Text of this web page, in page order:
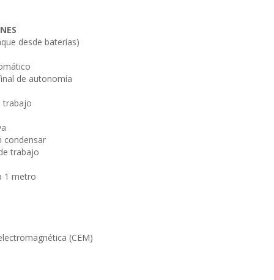
desde baterías)
de autonomía
trabajo
condensar
trabajo
1 metro
(CEM)